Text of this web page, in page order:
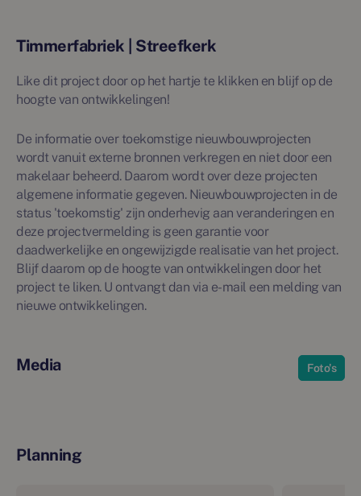
Timmerfabriek | Streefkerk
Like dit project door op het hartje te klikken en blijf op de
hoogte van ontwikkelingen!
De informatie over toekomstige nieuwbouwprojecten
wordt vanuit externe bronnen verkregen en niet door een
makelaar beheerd. Daarom wordt over deze projecten
algemene informatie gegeven. Nieuwbouwprojecten in de
status 'toekomstig' zijn onderhevig aan veranderingen en
deze projectvermelding is geen garantie voor
daadwerkelijke en ongewijzigde realisatie van het project.
Blijf daarom op de hoogte van ontwikkelingen door het
project te liken. U ontvangt dan via e-mail een melding van
nieuwe ontwikkelingen.
Media Foto's
Planning